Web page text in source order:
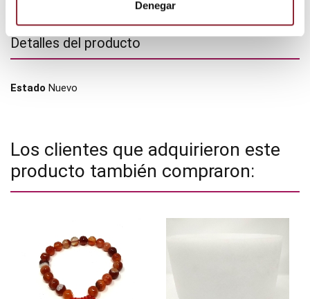
Denegar
Detalles del producto
Estado Nuevo
Los clientes que adquirieron este
producto también compraron: